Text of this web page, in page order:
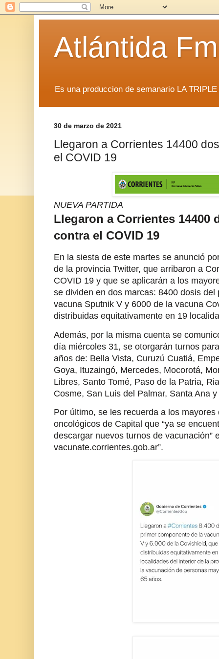
Atlántida
Es una produccion de semanario LA
30 de marzo de 2021
Llegaron a Corrientes 14400
el COVID 19
NUEVA PARTIDA
Llegaron a Corrientes 14400
contra el COVID 19
En la siesta de este martes se anunció
de la provincia Twitter, que arribaron a
COVID 19 y que se aplicarán a los
se dividen en dos marcas: 8400 dosis
vacuna Sputnik V y 6000 de la vacuna
distribuidas equitativamente en 19
Además, por la misma cuenta se
día miércoles 31, se otorgarán turnos
años de: Bella Vista, Curuzú Cuatiá,
Goya, Ituzaingó, Mercedes, Mocorotá,
Libres, Santo Tomé, Paso de la Patria,
Cosme, San Luis del Palmar, Santa Ana
Por último, se les recuerda a los mayores
oncológicos de Capital que “ya se
descargar nuevos turnos de vacunación”
vacunate.corrientes.gob.ar”.